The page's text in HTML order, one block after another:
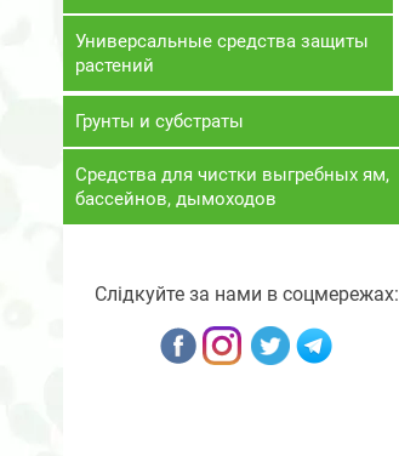
Универсальные средства защиты
растений
Грунты и субстраты
Средства для чистки выгребных ям,
бассейнов, дымоходов
Слідкуйте за нами в соцмережах: